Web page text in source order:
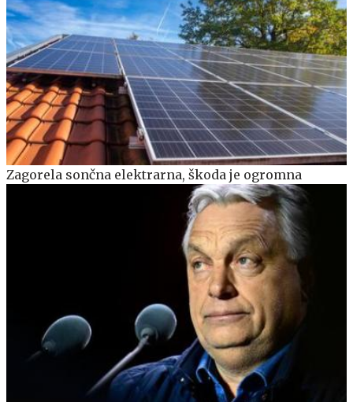
Zagorela sončna elektrarna, škoda je ogromna